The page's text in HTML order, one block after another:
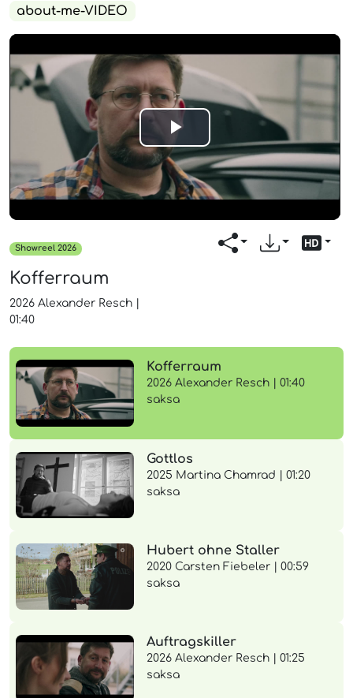
about-me-VIDEO
Play
Video
Showreel 2026
Kofferraum
2026 Alexander Resch
01:40
Kofferraum
2026 Alexander Resch | 01:40
saksa
Gottlos
2025 Martina Chamrad | 01:20
saksa
Hubert ohne Staller
2020 Carsten Fiebeler | 00:59
saksa
Auftragskiller
2026 Alexander Resch | 01:25
saksa